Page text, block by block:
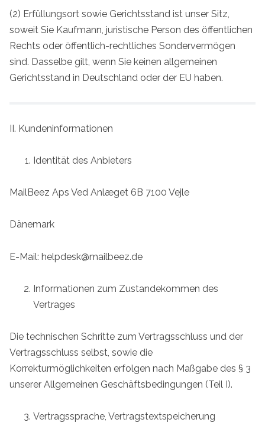
(2) Erfüllungsort sowie Gerichtsstand ist unser Sitz,
soweit Sie Kaufmann, juristische Person des öffentlichen
Rechts oder öffentlich-rechtliches Sondervermögen
sind. Dasselbe gilt, wenn Sie keinen allgemeinen
Gerichtsstand in Deutschland oder der EU haben.
II. Kundeninformationen
Identität des Anbieters
MailBeez Aps Ved Anlæget 6B 7100 Vejle
Dänemark
E-Mail: helpdesk@mailbeez.de
Informationen zum Zustandekommen des
Vertrages
Die technischen Schritte zum Vertragsschluss und der
Vertragsschluss selbst, sowie die
Korrekturmöglichkeiten erfolgen nach Maßgabe des § 3
unserer Allgemeinen Geschäftsbedingungen (Teil I).
Vertragssprache, Vertragstextspeicherung